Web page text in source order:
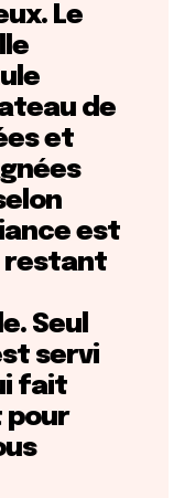
Le
de
et
est
restant
Seul
servi
fait
pour